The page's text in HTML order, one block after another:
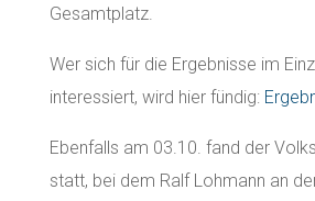
Gesamtplatz.
Wer sich für die Ergebnisse im
interessiert, wird hier fündig:
Ebenfalls am 03.10. fand der
statt, bei dem Ralf Lohmann an